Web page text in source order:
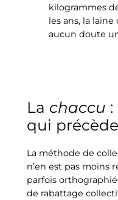
kilogrammes
les ans, la
aucun doute
La chaccu
qui
La méthode de
n’en est pas moins
parfois
de rabattage